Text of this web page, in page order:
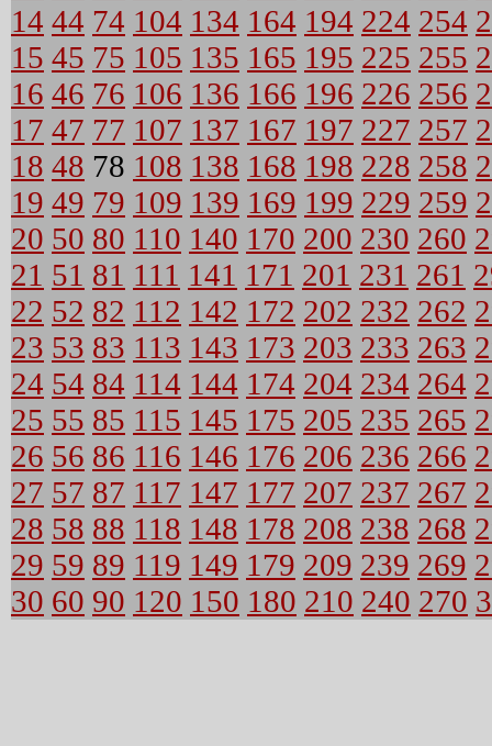
14 44 74 104 134 164 194 224 254
15 45 75 105 135 165 195 225 255
16 46 76 106 136 166 196 226 256
17 47 77 107 137 167 197 227 257
18 48 78 108 138 168 198 228 258
19 49 79 109 139 169 199 229 259
20 50 80 110 140 170 200 230 260
21 51 81 111 141 171 201 231 261
22 52 82 112 142 172 202 232 262
23 53 83 113 143 173 203 233 263
24 54 84 114 144 174 204 234 264
25 55 85 115 145 175 205 235 265
26 56 86 116 146 176 206 236 266
27 57 87 117 147 177 207 237 267
28 58 88 118 148 178 208 238 268
29 59 89 119 149 179 209 239 269
30 60 90 120 150 180 210 240 270